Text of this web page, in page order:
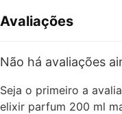
Avaliações
Não há avaliações
Seja o primeiro a
elixir parfum 200 ml